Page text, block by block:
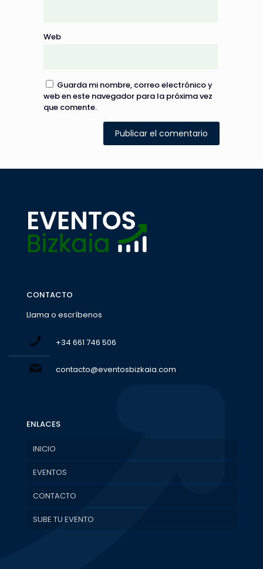
Web
Guarda mi nombre, correo electrónico y
web en este navegador para la próxima vez
que comente.
CONTACTO
Llama o escríbenos
+34 661 746 506
contacto@eventosbizkaia.com
ENLACES
INICIO
EVENTOS
CONTACTO
SUBE TU EVENTO